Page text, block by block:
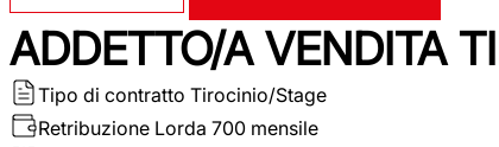
ADDETTO/A VENDITA
Tipo di contratto Tirocinio/Stage
Retribuzione Lorda 700 mensile